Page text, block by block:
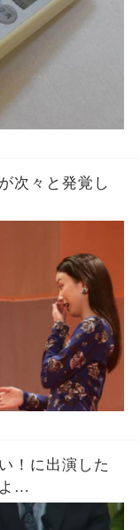
次々と発覚し
！に出演した
…